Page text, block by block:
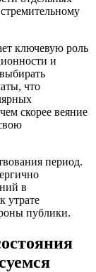
ключевую роль
и
что
скорее веяние
период.
в
утрате
публики.